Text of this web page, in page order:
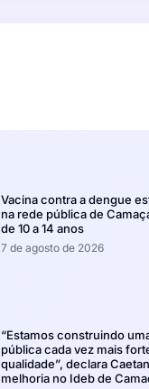
Vacina contra a dengue
na rede pública de
de 10 a 14 anos
7 de agosto de 2026
“Estamos construindo
pública cada vez mais
qualidade”, declara
melhoria no Ideb de